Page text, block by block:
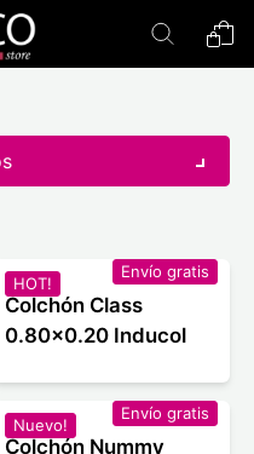
HOT!
Envío gratis
Colchón Class
0.80x0.20 Inducol
Nuevo!
Envío gratis
Colchón Nummy